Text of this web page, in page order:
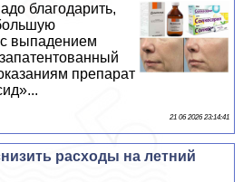
благодарить,
выпадением
препарат
21 06 2026 23:14:41
расходы на летний